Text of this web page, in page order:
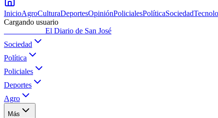
InicioAgroCulturaDeportesOpiniónPolicialesPolíticaSociedad
Cargando usuario
El Diario de San José
Sociedad
Política
Policiales
Deportes
Agro
Más